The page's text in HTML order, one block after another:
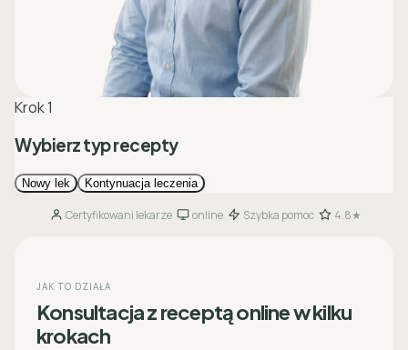
Certyfikowani lekarze· online· Szybka pomoc· 4.8★
JAK TO DZIAŁA
Konsultacja z receptą online w kilku
krokach